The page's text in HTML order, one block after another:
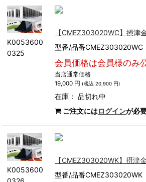
K0053600
0325
【CMEZ303020WC】摂津
型番/品番CMEZ303020WC
会員価格は会員様のみ
当店通常価格
19,000 円 (税込 20,900 円)
在庫：品切れ中
ご注文にはログインが必
K0053600
【CMEZ303020WK】摂津
型番/品番CMEZ303020WK